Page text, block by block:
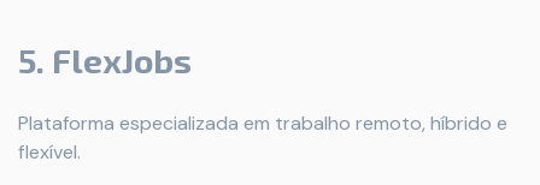
5. FlexJobs
Plataforma especializada em trabalho remoto, híbrido e
flexível.